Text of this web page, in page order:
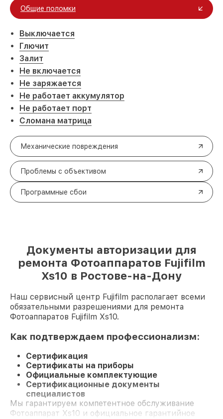
Общие поломки
Выключается
Глючит
Залит
Не включается
Не заряжается
Не работает аккумулятор
Не работает порт
Сломана матрица
Механические повреждения
Проблемы с объективом
Программные сбои
Документы авторизации для
ремонта Фотоаппаратов Fujifilm
Xs10 в Ростове-на-Дону
Наш сервисный центр Fujifilm располагает всеми
обязательными разрешениями для ремонта
Фотоаппаратов Fujifilm Xs10.
Как подтверждаем профессионализм:
Сертификация
Сертификаты на приборы
Официальные комплектующие
Сертификационные документы
специалистов
Мы гарантируем компетентное обслуживание
Фотоаппарат Xs10 и официальное гарантийное